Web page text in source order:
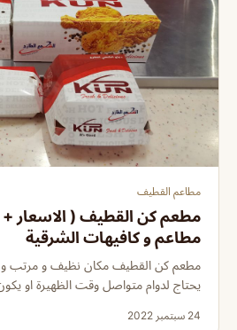
مطاعم القطيف
مطعم كن القطيف ( الاسعار +
مطاعم و كافيهات الشرقية
مطعم كن القطيف مكان نظيف و مرتب و
يحتاج لدوام متواصل وقت الظهيرة او
24 سبتمبر 2022